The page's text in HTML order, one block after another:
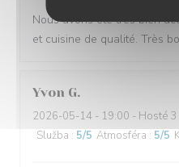
Nous avons été très bien
et cuisine de qualité. Très
Yvon G
2026-05-14 - 19:00 - Hosté 3
Služba : 5/5 Atmosféra : 5/5